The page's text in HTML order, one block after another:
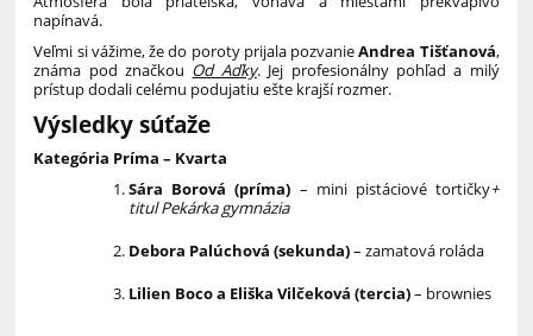
napínavá.
Veľmi si vážime, že do poroty prijala pozvanieAndrea Tišťanová,
známa pod značkou Od Aďky. Jej profesionálny pohľad a milý
prístup dodali celému podujatiu ešte krajší rozmer.
Výsledky súťaže
Kategória Príma – Kvarta
Sára Borová (príma) – mini pistáciové tortičky+
titul Pekárka gymnázia
Debora Palúchová (sekunda)– zamatová roláda
Lilien Boco a Eliška Vilčeková (tercia)– brownies